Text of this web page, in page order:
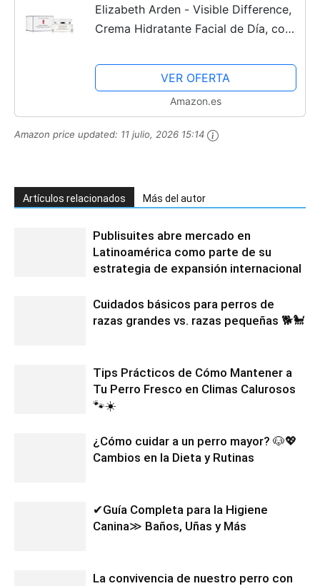
Elizabeth Arden - Visible Difference,
Crema Hidratante Facial de Día, con
Tono de Piel, Reduce las Líneas de
Expresión,...
VER OFERTA
Amazon.es
Amazon price updated: 11 julio, 2026 15:14
Artículos relacionados Más del autor
Publisuites abre mercado en
Latinoamérica como parte de su
estrategia de expansión internacional
Cuidados básicos para perros de
razas grandes vs. razas pequeñas 🐕🐩
Tips Prácticos de Cómo Mantener a
Tu Perro Fresco en Climas Calurosos
🐾☀️
¿Cómo cuidar a un perro mayor? 🐶💖
Cambios en la Dieta y Rutinas
✔Guía Completa para la Higiene
Canina≫ Baños, Uñas y Más
La convivencia de nuestro perro con